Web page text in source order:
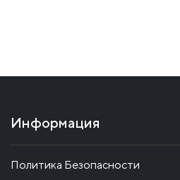
Информация
Политика Безопасности